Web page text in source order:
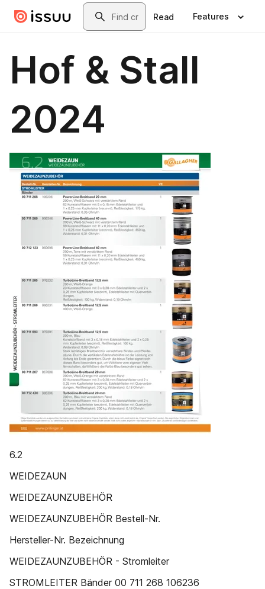
Skip to main contentSearch
Read Features
Hof & Stall
2024
6.2
WEIDEZAUN
WEIDEZAUNZUBEHÖR
WEIDEZAUNZUBEHÖR Bestell-Nr.
Hersteller-Nr. Bezeichnung
WEIDEZAUNZUBEHÖR - Stromleiter
STROMLEITER Bänder 00 711 268 106236